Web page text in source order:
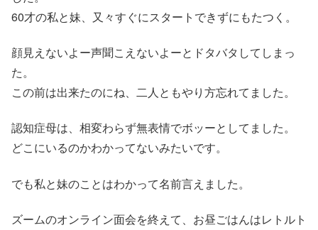
60才の私と妹、又々すぐにスタートできずにもたつく。
顔見えないよー声聞こえないよーとドタバタしてしまっ
た。
この前は出来たのにね、二人ともやり方忘れてました。
認知症母は、相変わらず無表情でボッーとしてました。
どこにいるのかわかってないみたいです。
でも私と妹のことはわかって名前言えました。
ズームのオンライン面会を終えて、お昼ごはんはレトルト